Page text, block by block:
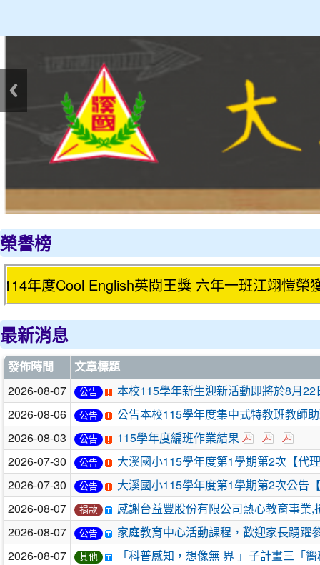
榮譽榜
閱王獎 六年一班江翊愷榮獲115年度Cool
最新消息
發佈時間 文章標題
2026-08-07 公告 本校115學年新生迎新活動即將於8月22
2026-08-06 公告 公告本校115學年度集中式特教班教師
2026-08-03 公告 115學年度編班作業結果
2026-07-30 公告 大溪國小115學年度第1學期第2次【代
2026-07-30 公告 大溪國小115學年度第1學期第2次公告
2026-08-07 捐款 感謝台益豐股份有限公司熱心教育事業
2026-08-07 公告 家庭教育中心活動課程，歡迎家長踴躍
2026-08-07 其他 「科普感知，想像無 界 」子計畫三「